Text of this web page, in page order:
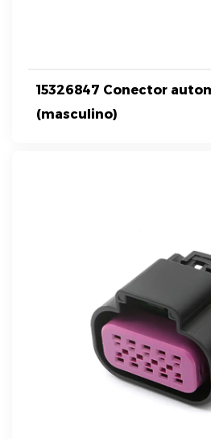
15326847 Conector
(masculino)